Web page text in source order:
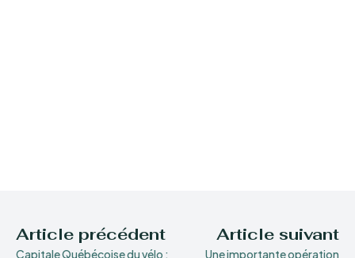
Article précédent
Capitale Québécoise du vélo :
Article suivant
Une importante opération